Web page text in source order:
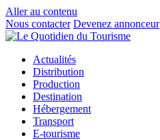
Aller au contenu
Nous contacter Devenez annonceur
Actualités
Distribution
Production
Destination
Hébergement
Transport
E-tourisme